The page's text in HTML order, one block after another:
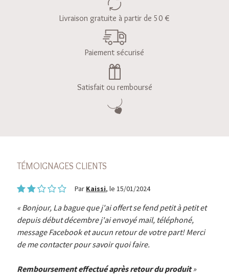
Livraison gratuite à partir de 50 €
Paiement sécurisé
Satisfait ou remboursé
TÉMOIGNAGES CLIENTS
Par Kaissi, le 15/01/2024
Bonjour, La bague que j'ai offert se fend petit à petit et
depuis début décembre j'ai envoyé mail, téléphoné,
message Facebook et aucun retour de votre part! Merci
de me contacter pour savoir quoi faire.
Remboursement effectué après retour du produit